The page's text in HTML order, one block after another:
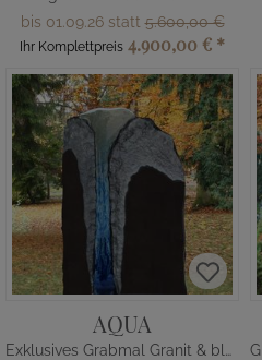
bis 01.09.26 statt5.600,00 €
Ihr Komplettpreis 4.900,00 € *
AQUA
Exklusives Grabmal Granit & blaues Glas